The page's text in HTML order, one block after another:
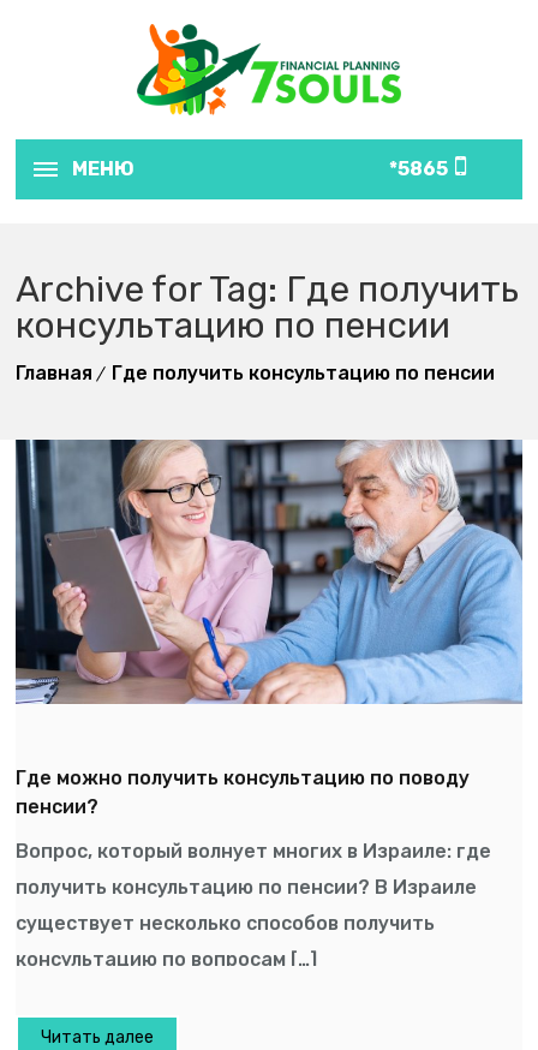
МЕНЮ 5865*
Archive for Tag: Где получить
консультацию по пенсии
Главная Где получить консультацию по пенсии
Где можно получить консультацию по поводу
пенсии?
Вопрос, который волнует многих в Израиле: где
получить консультацию по пенсии? В Израиле
существует несколько способов получить
консультацию по вопросам […]
Читать далее